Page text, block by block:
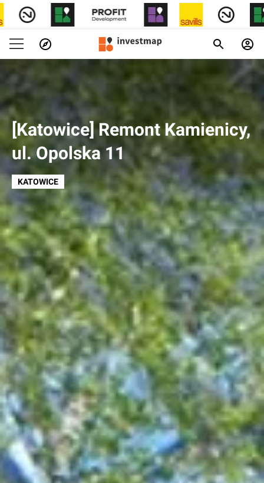
[Katowice] Remont Kamienicy,
ul. Opolska 11
KATOWICE